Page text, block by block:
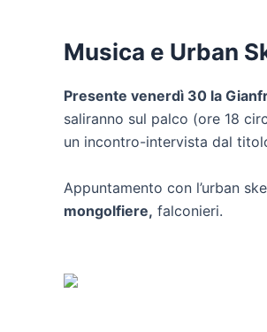
Musica e Urban
Presente venerdì 30 la
saliranno sul palco (ore 18
un incontro-intervista dal
Appuntamento con l’urban
mongolfiere, falconieri.